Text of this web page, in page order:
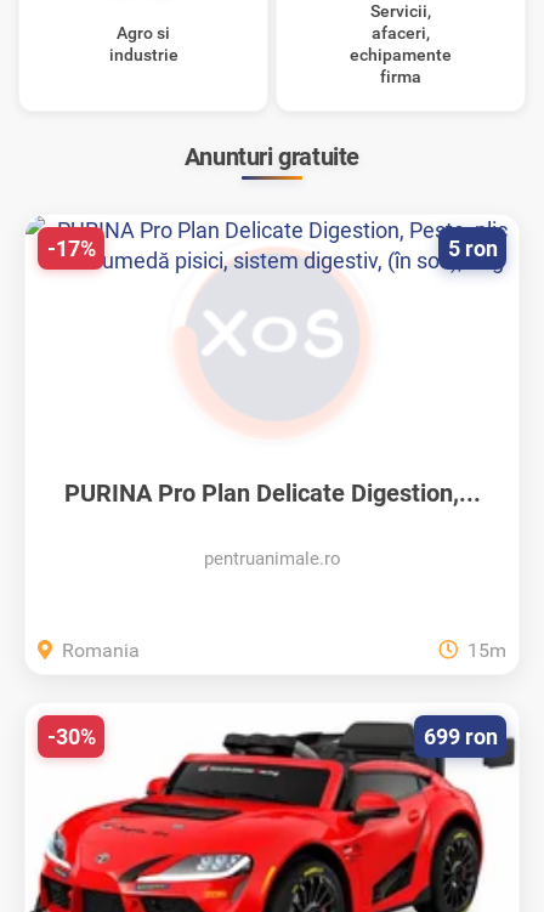
Agro si
industrie
Servicii,
afaceri,
echipamente
firma
Anunturi gratuite
PURINA Pro Plan Delicate Digestion,...
pentruanimale.ro
5 ron
-17%
Romania 15m
699 ron
-30%